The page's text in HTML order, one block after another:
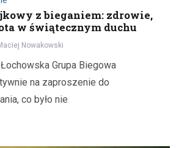
z bieganiem: zdrowie,
w świątecznym duchu
Nowakowski
Grupa Biegowa
na zaproszenie do
co było nie